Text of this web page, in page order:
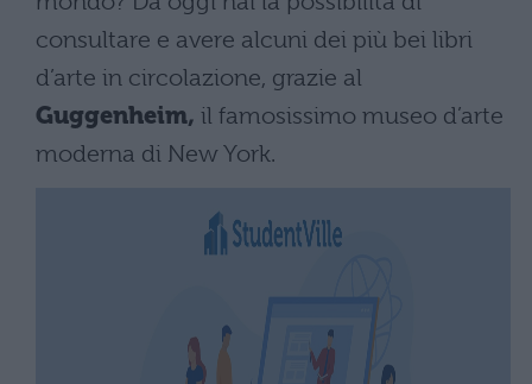
consultare e avere alcuni dei più bei libri
d’arte in circolazione, grazie al
Guggenheim, il famosissimo museo d’arte
moderna di New York.